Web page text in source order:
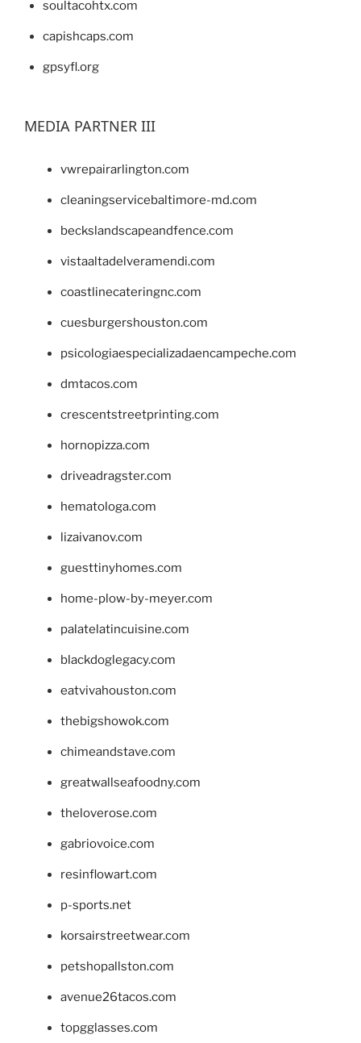
soultacohtx.com
capishcaps.com
gpsyfl.org
MEDIA PARTNER III
vwrepairarlington.com
cleaningservicebaltimore-md.com
beckslandscapeandfence.com
vistaaltadelveramendi.com
coastlinecateringnc.com
cuesburgershouston.com
psicologiaespecializadaencampeche.com
dmtacos.com
crescentstreetprinting.com
hornopizza.com
driveadragster.com
hematologa.com
lizaivanov.com
guesttinyhomes.com
home-plow-by-meyer.com
palatelatincuisine.com
blackdoglegacy.com
eatvivahouston.com
thebigshowok.com
chimeandstave.com
greatwallseafoodny.com
theloverose.com
gabriovoice.com
resinflowart.com
p-sports.net
korsairstreetwear.com
petshopallston.com
avenue26tacos.com
topgglasses.com